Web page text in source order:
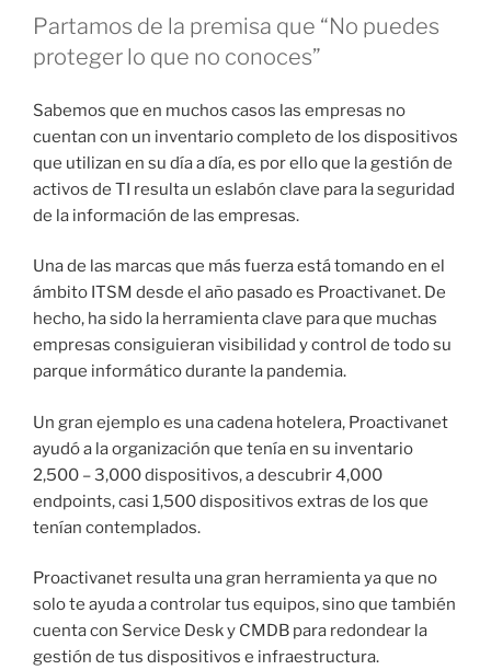
Partamos de la premisa que “No puedes
proteger lo que no conoces”
Sabemos que en muchos casos las empresas no
cuentan con un inventario completo de los dispositivos
que utilizan en su día a día, es por ello que la gestión de
activos de TI resulta un eslabón clave para la seguridad
de la información de las empresas.
Una de las marcas que más fuerza está tomando en el
ámbito ITSM desde el año pasado es Proactivanet. De
hecho, ha sido la herramienta clave para que muchas
empresas consiguieran visibilidad y control de todo su
parque informático durante la pandemia.
Un gran ejemplo es una cadena hotelera, Proactivanet
ayudó a la organización que tenía en su inventario
2,500 – 3,000 dispositivos, a descubrir 4,000
endpoints, casi 1,500 dispositivos extras de los que
tenían contemplados.
Proactivanet resulta una gran herramienta ya que no
solo te ayuda a controlar tus equipos, sino que también
cuenta con Service Desk y CMDB para redondear la
gestión de tus dispositivos e infraestructura.